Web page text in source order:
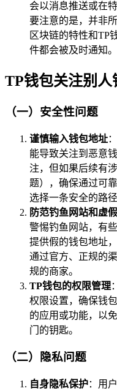
会以消息推送或在
要注意的是，并非
区块链的特性和TP
件都会被及时通知。
TP钱包关注别人
（一）安全性问题
谨慎输入钱包地址
能导致关注到恶意
注，但如果后续有
题），确保通过可
选择一条安全的路径
防范钓鱼网站和虚
警惕钓鱼网站，有
提供假的钱包地址
通过官方、正规的
规的商家。
TP钱包的权限管理
权限设置，确保钱
的应用或功能，以
门的钥匙。
（二）隐私问题
自身隐私保护：用